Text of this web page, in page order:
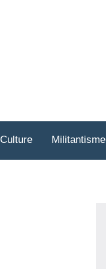
Culture Militantisme